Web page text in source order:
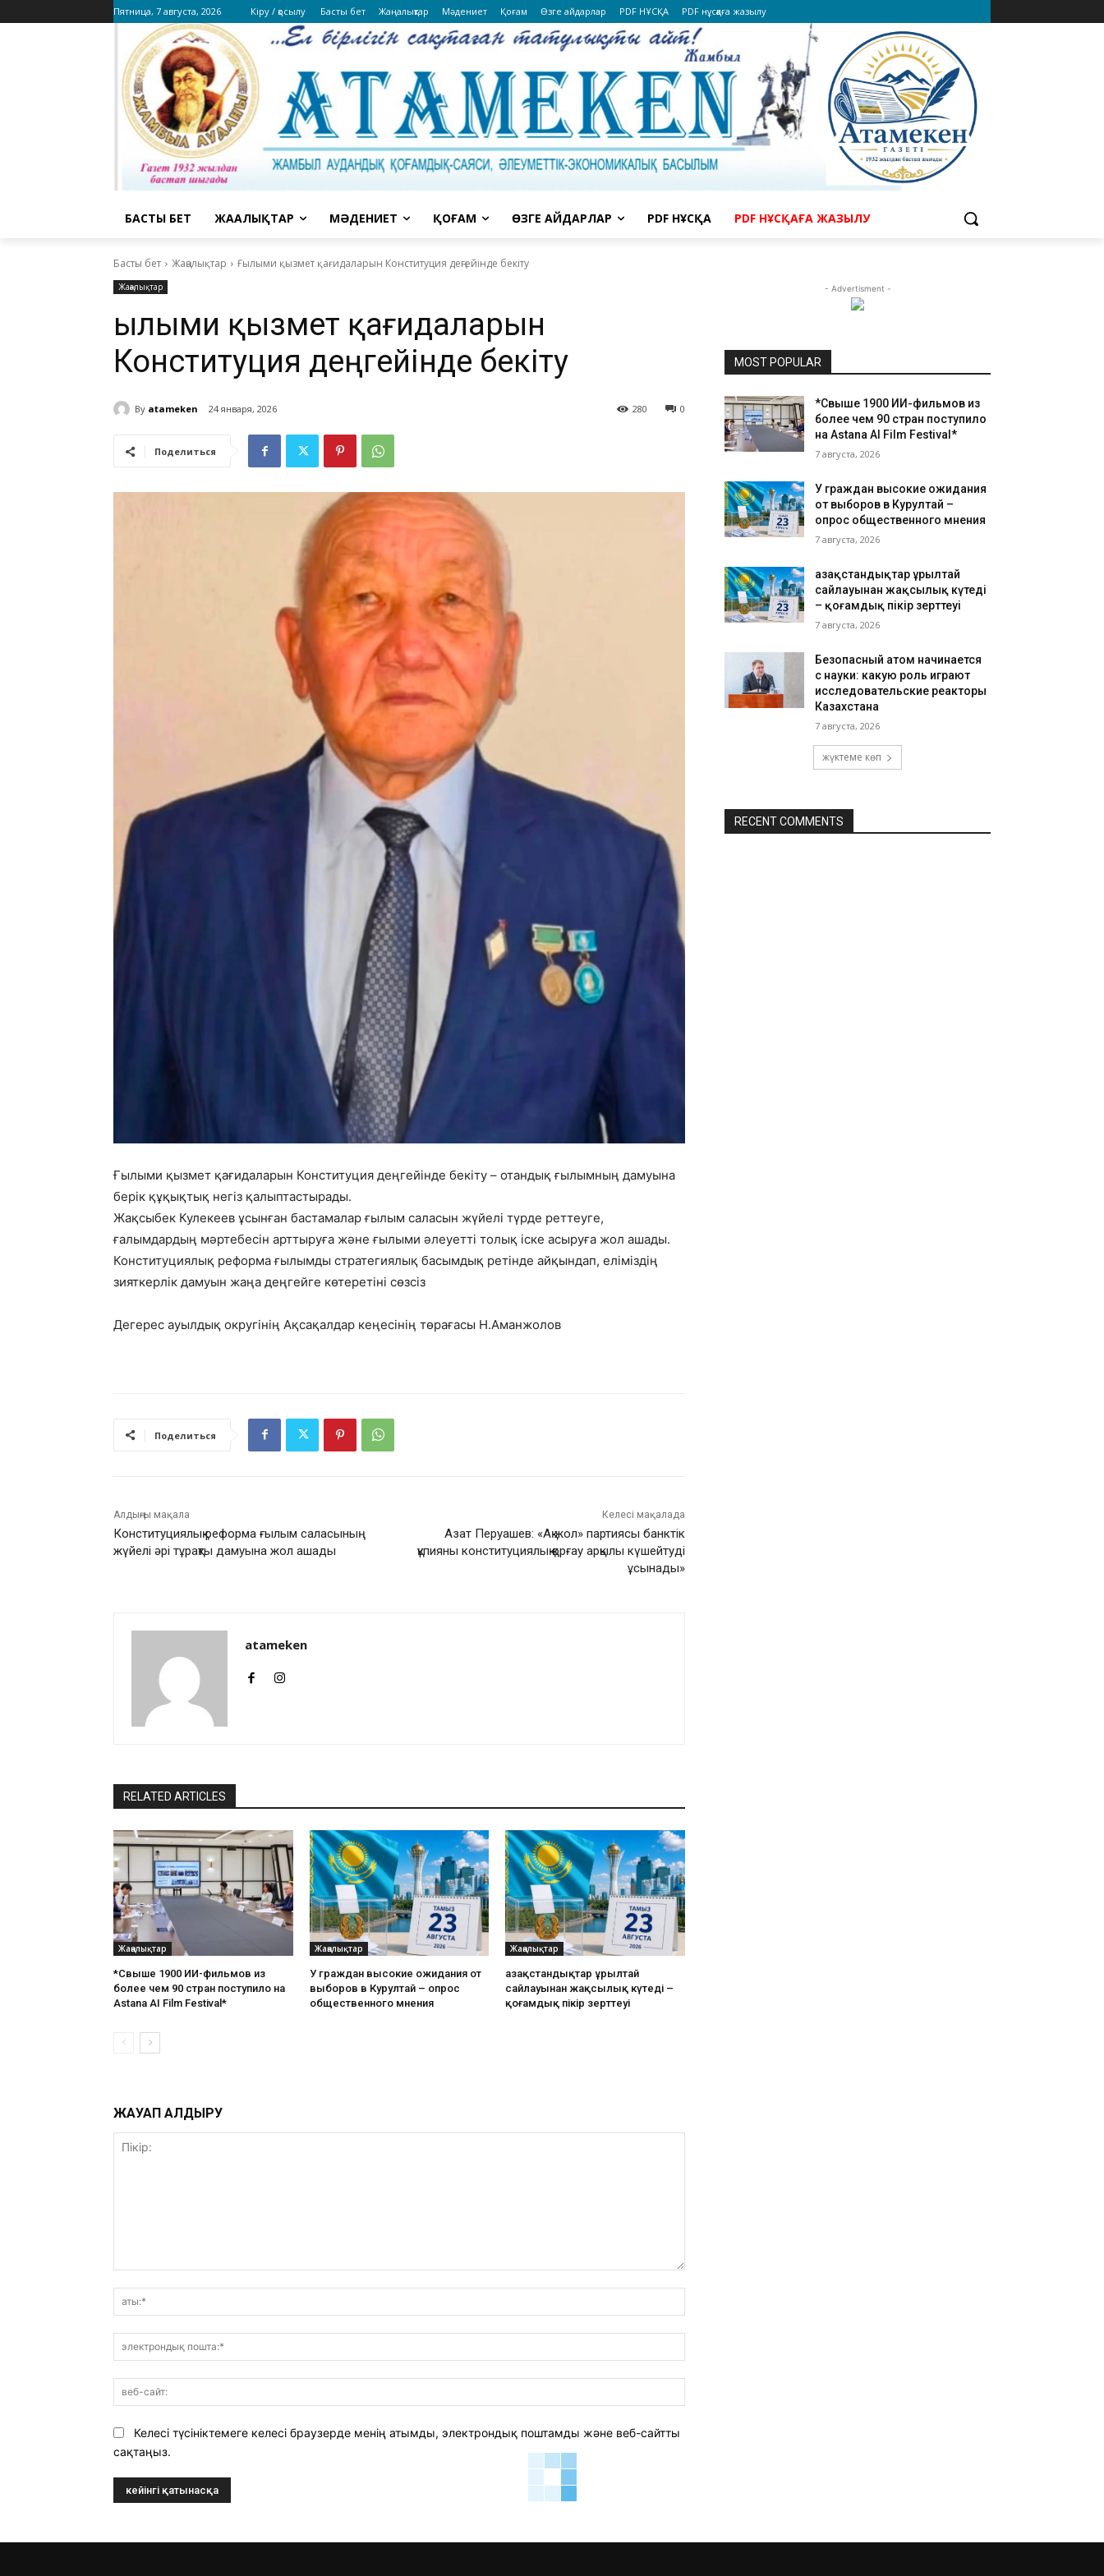
Пятница, 7 августа, 2026 Кіру / қосылу Басты бет Жаңалықтар Мәдениет Қоғам Өзге айдарлар PDF НҰСҚА PDF нұсқаға жазылу
БАСТЫ БЕТ ЖАҢАЛЫҚТАР МӘДЕНИЕТ ҚОҒАМ ӨЗГЕ АЙДАРЛАР PDF НҰСҚА PDF НҰСҚАҒА ЖАЗЫЛУ
Басты бет Жаңалықтар Ғылыми қызмет қағидаларын Конституция деңгейінде бекіту
Жаңалықтар
Ғылыми қызмет қағидаларын
Конституция деңгейінде бекіту
By atameken 24 января, 2026 0
280
Поделиться
Ғылыми қызмет қағидаларын Конституция деңгейінде бекіту – отандық ғылымның дамуына
берік құқықтық негіз қалыптастырады.
Жақсыбек Кулекеев ұсынған бастамалар ғылым саласын жүйелі түрде реттеуге,
ғалымдардың мәртебесін арттыруға және ғылыми әлеуетті толық іске асыруға жол ашады.
Конституциялық реформа ғылымды стратегиялық басымдық ретінде айқындап, еліміздің
зияткерлік дамуын жаңа деңгейге көтеретіні сөзсіз
Дегерес ауылдық округінің Ақсақалдар кеңесінің төрағасы Н.Аманжолов
Поделиться
Алдыңғы мақала
Конституциялық реформа ғылым саласының
жүйелі әрі тұрақты дамуына жол ашады
Келесі мақалада
Азат Перуашев: «Ақ жол» партиясы банктік
құпияны конституциялық қорғау арқылы күшейтуді
ұсынады»
atameken
RELATED ARTICLES
Жаңалықтар
*Свыше 1900 ИИ-фильмов из
более чем 90 стран поступило на
Astana AI Film Festival*
Жаңалықтар
У граждан высокие ожидания от
выборов в Курултай – опрос
общественного мнения
Жаңалықтар
Қазақстандықтар Құрылтай
сайлауынан жақсылық күтеді –
қоғамдық пікір зерттеуі
ЖАУАП ҚАЛДЫРУ
пошта:*
сайт:
Келесі түсініктемеге келесі браузерде менің атымды, электрондық поштамды және веб-сайтты
сақтаңыз.
- Advertisment -
MOST POPULAR
*Свыше 1900 ИИ-фильмов из
более чем 90 стран поступило
на Astana AI Film Festival*
7 августа, 2026
У граждан высокие ожидания
от выборов в Курултай –
опрос общественного мнения
7 августа, 2026
Қазақстандықтар Құрылтай
сайлауынан жақсылық күтеді
– қоғамдық пікір зерттеуі
7 августа, 2026
Безопасный атом начинается
с науки: какую роль играют
исследовательские реакторы
Казахстана
7 августа, 2026
жүктеме көп
RECENT COMMENTS